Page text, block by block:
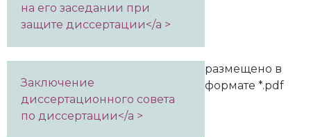
на его заседании при
защите диссертации</a >
Заключение
диссертационного совета
по диссертации</a >
размещено в
формате *.pdf